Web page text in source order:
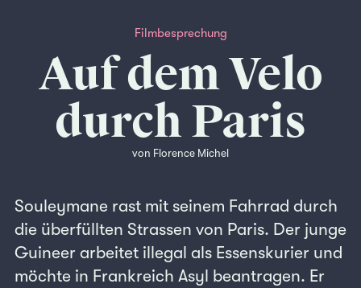
Filmbesprechung
Auf dem Velo
durch Paris
von Florence Michel
Souleymane rast mit seinem Fahrrad durch
die überfüllten Strassen von Paris. Der junge
Guineer arbeitet illegal als Essenskurier und
möchte in Frankreich Asyl beantragen. Er